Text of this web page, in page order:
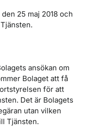
25 maj 2018 och
ansökan om
Bolaget att få
för att
Det är Bolagets
utan vilken
Tjänsten.